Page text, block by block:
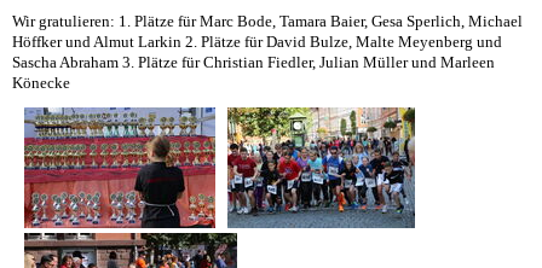
Wir gratulieren: 1. Plätze für Marc Bode, Tamara Baier, Gesa Sperlich, Michael
Höffker und Almut Larkin 2. Plätze für David Bulze, Malte Meyenberg und
Sascha Abraham 3. Plätze für Christian Fiedler, Julian Müller und Marleen
Könecke